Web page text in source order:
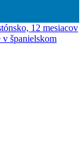
12 mesiacov
v španielskom